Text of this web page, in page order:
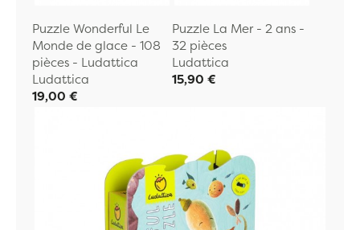
Puzzle Wonderful Le
Monde de glace - 108
pièces - Ludattica
Ludattica
19,00 €
Puzzle La Mer - 2 ans -
32 pièces
Ludattica
15,90 €